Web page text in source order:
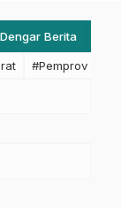
Dengar Berita
#Pemprov